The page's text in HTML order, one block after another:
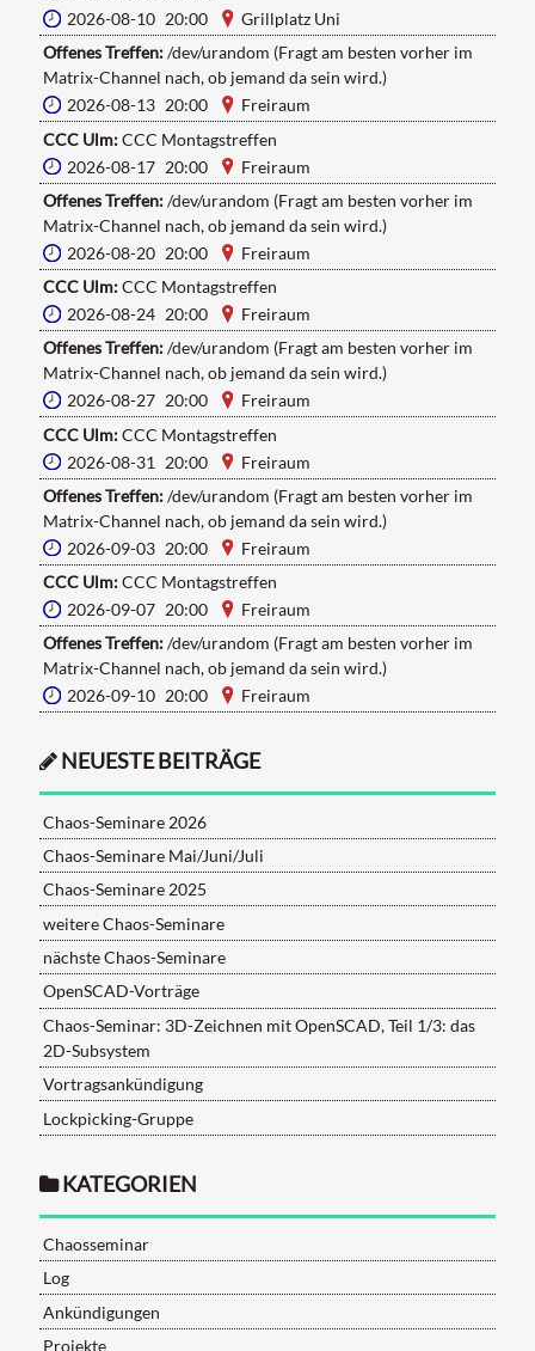
2026-08-10 20:00
Grillplatz Uni
Offenes Treffen:/dev/urandom (Fragt am besten vorher im
Matrix-Channel nach, ob jemand da sein wird.)
2026-08-13 20:00
Freiraum
CCC Ulm:CCC Montagstreffen
2026-08-17 20:00
Freiraum
Offenes Treffen:/dev/urandom (Fragt am besten vorher im
Matrix-Channel nach, ob jemand da sein wird.)
2026-08-20 20:00
Freiraum
CCC Ulm:CCC Montagstreffen
2026-08-24 20:00
Freiraum
Offenes Treffen:/dev/urandom (Fragt am besten vorher im
Matrix-Channel nach, ob jemand da sein wird.)
2026-08-27 20:00
Freiraum
CCC Ulm:CCC Montagstreffen
2026-08-31 20:00
Freiraum
Offenes Treffen:/dev/urandom (Fragt am besten vorher im
Matrix-Channel nach, ob jemand da sein wird.)
2026-09-03 20:00
Freiraum
CCC Ulm:CCC Montagstreffen
2026-09-07 20:00
Freiraum
Offenes Treffen:/dev/urandom (Fragt am besten vorher im
Matrix-Channel nach, ob jemand da sein wird.)
2026-09-10 20:00
Freiraum
NEUESTE BEITRÄGE
Chaos-Seminare 2026
Chaos-Seminare Mai/Juni/Juli
Chaos-Seminare 2025
weitere Chaos-Seminare
nächste Chaos-Seminare
OpenSCAD-Vorträge
Chaos-Seminar: 3D-Zeichnen mit OpenSCAD, Teil 1/3: das
2D-Subsystem
Vortragsankündigung
Lockpicking-Gruppe
KATEGORIEN
Chaosseminar
Log
Ankündigungen
Projekte